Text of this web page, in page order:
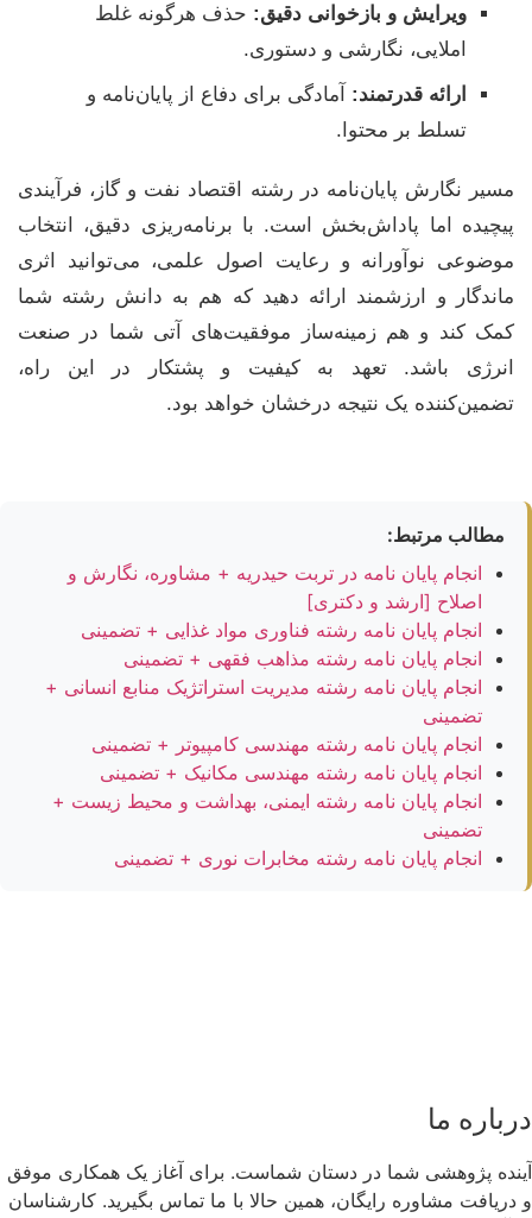
ویرایش و بازخوانی دقیق: حذف هرگونه غلط
املایی، نگارشی و دستوری.
ارائه قدرتمند: آمادگی برای دفاع از پایان‌نامه و
تسلط بر محتوا.
مسیر نگارش پایان‌نامه در رشته اقتصاد نفت و گاز، فرآیندی
پیچیده اما پاداش‌بخش است. با برنامه‌ریزی دقیق، انتخاب
موضوعی نوآورانه و رعایت اصول علمی، می‌توانید اثری
ماندگار و ارزشمند ارائه دهید که هم به دانش رشته شما
کمک کند و هم زمینه‌ساز موفقیت‌های آتی شما در صنعت
انرژی باشد. تعهد به کیفیت و پشتکار در این راه،
تضمین‌کننده یک نتیجه درخشان خواهد بود.
مطالب مرتبط:
انجام پایان نامه در تربت حیدریه + مشاوره، نگارش و
اصلاح [ارشد و دکتری]
انجام پایان نامه رشته فناوری مواد غذایی + تضمینی
انجام پایان نامه رشته مذاهب فقهی + تضمینی
انجام پایان نامه رشته مدیریت استراتژیک منابع انسانی +
تضمینی
انجام پایان نامه رشته مهندسی کامپیوتر + تضمینی
انجام پایان نامه رشته مهندسی مکانیک + تضمینی
انجام پایان نامه رشته ایمنی، بهداشت و محیط زیست +
تضمینی
انجام پایان نامه رشته مخابرات نوری + تضمینی
درباره ما
آینده پژوهشی شما در دستان شماست. برای آغاز یک همکاری موفق
و دریافت مشاوره رایگان، همین حالا با ما تماس بگیرید. کارشناسان